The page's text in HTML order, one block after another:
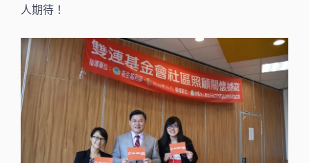
人期待！